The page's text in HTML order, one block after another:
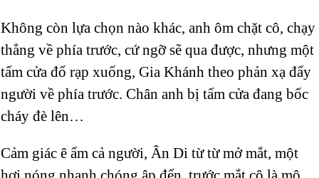
Không còn lựa chọn nào khác, anh ôm chặt cô, chạy
thẳng về phía trước, cứ ngỡ sẽ qua được, nhưng một
tấm cửa đổ rạp xuống, Gia Khánh theo phản xạ đẩy
người về phía trước. Chân anh bị tấm cửa đang bốc
cháy đè lên…
Cảm giác ê ẩm cả người, Ân Di từ từ mở mắt, một